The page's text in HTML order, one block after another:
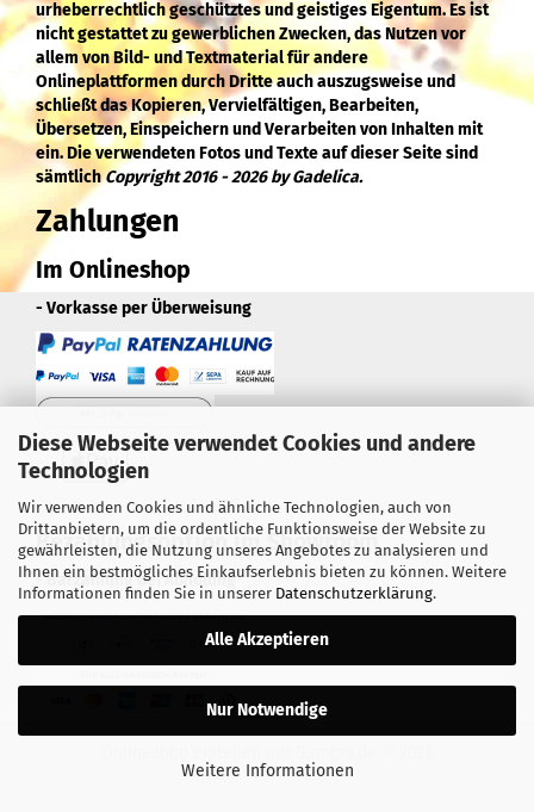
Diese Webseite verwendet Cookies und andere
Technologien
Wir verwenden Cookies und ähnliche Technologien, auch von
Drittanbietern, um die ordentliche Funktionsweise der Website zu
gewährleisten, die Nutzung unseres Angebotes zu analysieren und
Ihnen ein bestmögliches Einkaufserlebnis bieten zu können. Weitere
Informationen finden Sie in unserer Datenschutzerklärung.
Alle Akzeptieren
Nur Notwendige
Weitere Informationen
urheberrechtlich geschütztes und geistiges Eigentum. Es ist
nicht gestattet zu gewerblichen Zwecken, das Nutzen vor
allem von Bild- und Textmaterial für andere
Onlineplattformen durch Dritte auch auszugsweise und
schließt das Kopieren, Vervielfältigen, Bearbeiten,
Übersetzen, Einspeichern und Verarbeiten von Inhalten mit
ein. Die verwendeten Fotos und Texte auf dieser Seite sind
sämtlichCopyright 2016 - 2026 by Gadelica.
Zahlungen
Im Onlineshop
- Vorkasse per Überweisung
Bezahlungsoption im Showroom
- Barzahlung bei Abholung